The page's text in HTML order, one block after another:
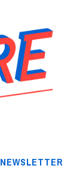
NEWSLETTER